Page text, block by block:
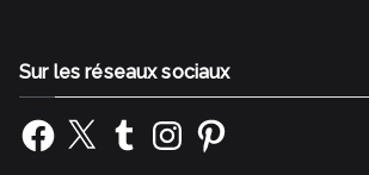
Sur les réseaux sociaux
Facebook
X TumblrInstagramPinterest